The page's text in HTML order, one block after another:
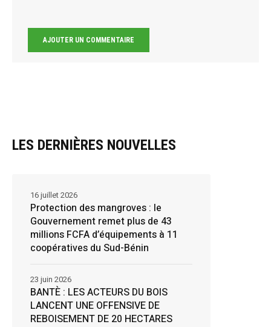
LES DERNIÈRES NOUVELLES
Protection des mangroves : le
Gouvernement remet plus de 43
millions FCFA d’équipements à 11
coopératives du Sud-Bénin
16 juillet 2026
BANTÈ : LES ACTEURS DU BOIS
LANCENT UNE OFFENSIVE DE
REBOISEMENT DE 20 HECTARES
23 juin 2026